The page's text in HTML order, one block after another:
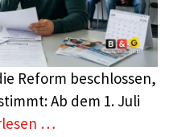
Reform beschlossen,
Ab dem 1. Juli
…